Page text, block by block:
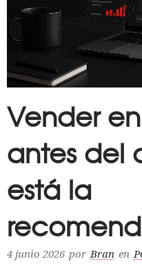
Vender
antes del
está la
4 junio 2026 por Bran en